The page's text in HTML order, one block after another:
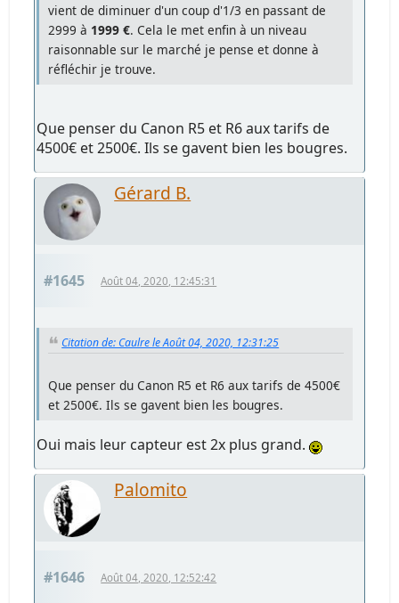
vient de diminuer d'un coup d'1/3 en passant de
2999 à 1999 €. Cela le met enfin à un niveau
raisonnable sur le marché je pense et donne à
réfléchir je trouve.
Que penser du Canon R5 et R6 aux tarifs de
4500€ et 2500€. Ils se gavent bien les bougres.
Gérard B.
#1645 Août 04, 2020, 12:45:31
Citation de: Caulre le Août 04, 2020, 12:31:25
Que penser du Canon R5 et R6 aux tarifs de 4500€
et 2500€. Ils se gavent bien les bougres.
Oui mais leur capteur est 2x plus grand.
Palomito
#1646 Août 04, 2020, 12:52:42